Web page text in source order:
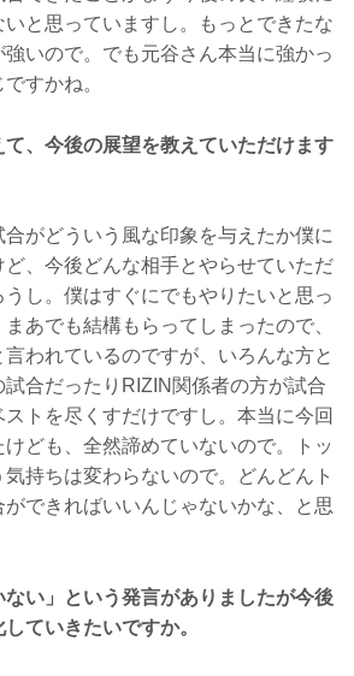
と思っていますし。もっとできたな
いので。でも元谷さん本当に強かっ
すかね。
、今後の展望を教えていただけます
がどういう風な印象を与えたか僕に
、今後どんな相手とやらせていただ
し。僕はすぐにでもやりたいと思っ
あでも結構もらってしまったので、
われているのですが、いろんな方と
合だったりRIZIN関係者の方が試合
トを尽くすだけですし。本当に今回
ども、全然諦めていないので。トッ
持ちは変わらないので。どんどんト
できればいいんじゃないかな、と思
い」という発言がありましたが今後
ていきたいですか。